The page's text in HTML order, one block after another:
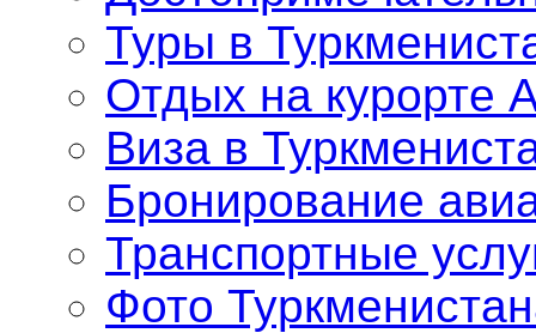
Туры в
Отдых на курорте
Виза в
Бронирование
Транспортные
Фото